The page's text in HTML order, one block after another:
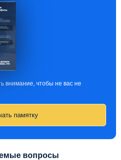
внимание, чтобы не вас не
памятку
вопросы